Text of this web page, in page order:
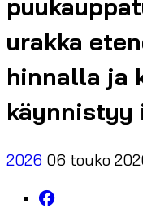
urakka
hinnalla ja
käynnistyy
2026 06 touko